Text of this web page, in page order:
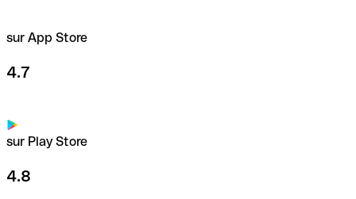
sur App Store
4.7
sur Play Store
4.8